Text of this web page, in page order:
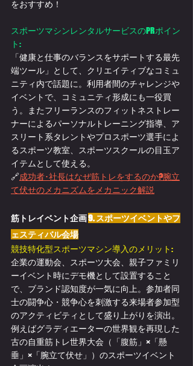
をおすすめ！
スポーツマシンレンタルサービスのPRポイン
ト:
「健康と仕事のバランスをサポートする最先
端ツール」として、クリエイティブなコミュ
ニティ内で話題に。利用者間のチャレンジや
イベントで、コミュニティ形成にも一役買
う。またフリーランスのフィットネストレー
ナーによるパーソナルトレーニング指導、ア
スリート系タレントやプロスポーツ選手によ
るスポーツ教室、スポーツスクールの目玉ア
イテムとして使える。
🔗成功者･社長はなぜ筋トレをするのか?腕立
て伏せのメカニズムをメカニック解説
筋トレイベント企画 9. スポーツイベントやフ
ェスティバル会場
競技特化型スポーツマシン導入のメリット:
企業の運動会、スポーツ大会、親子ファミリ
ーイベント時にデモ機として設置すること
で、ブランド認知度が一気に向上。参加者同
士の闘争心・競争心を刺激する来場者参加型
のアクティビティとして盛り上がりを演出。
例えばグラディエーターの世界観を再現した
古の自重筋トレ世界大会（「腹筋」×「懸
垂」×「腕立て伏せ」）のスポーツイベント